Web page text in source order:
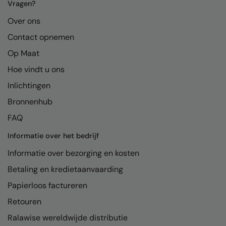
Kariban
Kariban Proact
KiMood
Kodak
Larkwood
Maddins
Madeira
MagiCut
Marketing Hub
New Morning Studios
Vragen?
Over ons
Contact opnemen
Op Maat
Hoe vindt u ons
Inlichtingen
Bronnenhub
FAQ
Informatie over het bedrijf
Informatie over bezorging en kosten
Betaling en kredietaanvaarding
Papierloos factureren
Retouren
Ralawise wereldwijde distributie